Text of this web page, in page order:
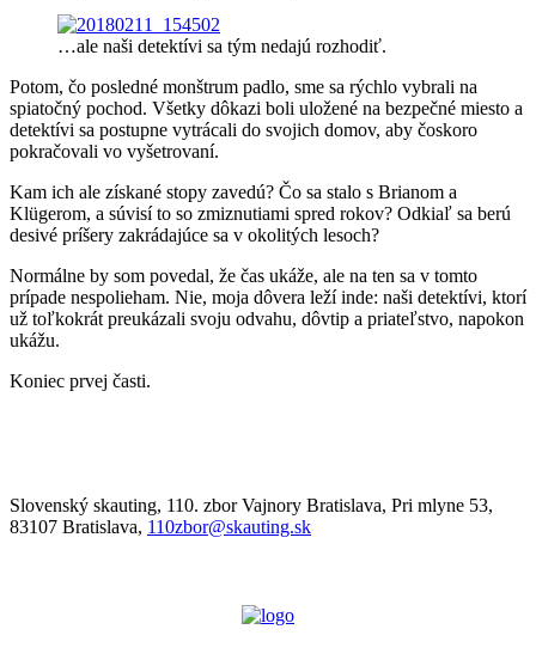
…ale naši detektívi sa tým nedajú rozhodiť.
Potom, čo posledné monštrum padlo, sme sa rýchlo vybrali na
spiatočný pochod. Všetky dôkazi boli uložené na bezpečné miesto a
detektívi sa postupne vytrácali do svojich domov, aby čoskoro
pokračovali vo vyšetrovaní.
Kam ich ale získané stopy zavedú? Čo sa stalo s Brianom a
Klügerom, a súvisí to so zmiznutiami spred rokov? Odkiaľ sa berú
desivé príšery zakrádajúce sa v okolitých lesoch?
Normálne by som povedal, že čas ukáže, ale na ten sa v tomto
prípade nespolieham. Nie, moja dôvera leží inde: naši detektívi, ktorí
už toľkokrát preukázali svoju odvahu, dôvtip a priateľstvo, napokon
ukážu.
Koniec prvej časti.
Slovenský skauting, 110. zbor Vajnory Bratislava, Pri mlyne 53,
83107 Bratislava, 110zbor@skauting.sk